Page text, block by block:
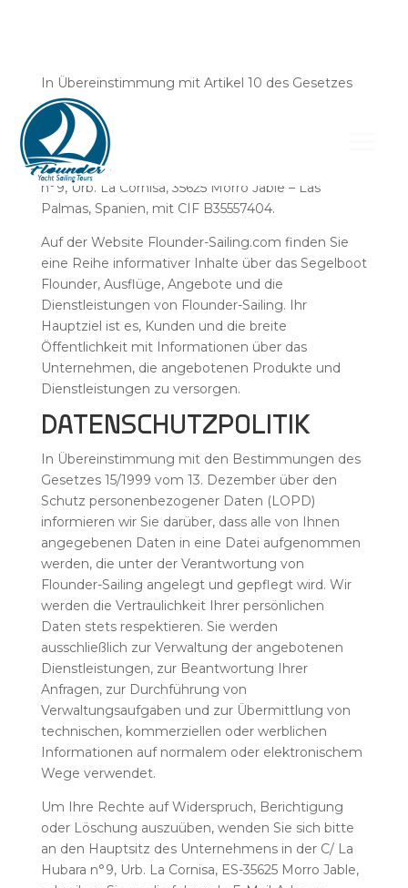
In Übereinstimmung mit Artikel 10 des Gesetzes
34/2002 vom 11. Juli, Dienstleistungen der
Informationsgesellschaft und des elektronischen
Handels, geben wir Ihnen folgende Informationen:
Flounder-Sailing hat seinen Sitz in C/ La Hubara
n°9, Urb. La Cornisa, 35625 Morro Jable – Las
Palmas, Spanien, mit CIF B35557404.
Auf der Website Flounder-Sailing.com finden Sie
eine Reihe informativer Inhalte über das Segelboot
Flounder, Ausflüge, Angebote und die
Dienstleistungen von Flounder-Sailing. Ihr
Hauptziel ist es, Kunden und die breite
Öffentlichkeit mit Informationen über das
Unternehmen, die angebotenen Produkte und
Dienstleistungen zu versorgen.
DATENSCHUTZPOLITIK
In Übereinstimmung mit den Bestimmungen des
Gesetzes 15/1999 vom 13. Dezember über den
Schutz personenbezogener Daten (LOPD)
informieren wir Sie darüber, dass alle von Ihnen
angegebenen Daten in eine Datei aufgenommen
werden, die unter der Verantwortung von
Flounder-Sailing angelegt und gepflegt wird. Wir
werden die Vertraulichkeit Ihrer persönlichen
Daten stets respektieren. Sie werden
ausschließlich zur Verwaltung der angebotenen
Dienstleistungen, zur Beantwortung Ihrer
Anfragen, zur Durchführung von
Verwaltungsaufgaben und zur Übermittlung von
technischen, kommerziellen oder werblichen
Informationen auf normalem oder elektronischem
Wege verwendet.
Um Ihre Rechte auf Widerspruch, Berichtigung
oder Löschung auszuüben, wenden Sie sich bitte
an den Hauptsitz des Unternehmens in der C/ La
Hubara n°9, Urb. La Cornisa, ES-35625 Morro Jable,